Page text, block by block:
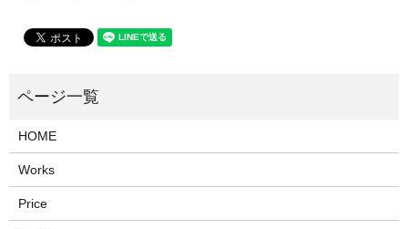
HOME
Works
Price